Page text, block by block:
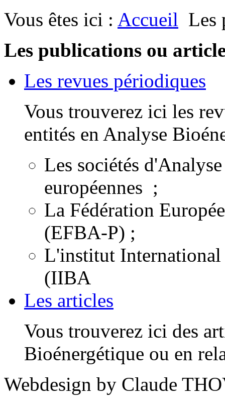
Vous êtes ici : Accueil Les
Les publications ou
Les revues périodiques
Vous trouverez ici les
entités en Analyse
Les sociétés
européennes ;
La Fédération
(EFBA-P) ;
L'institut International
(IIBA
Les articles
Vous trouverez ici des
Bioénergétique ou en
Webdesign by Claude